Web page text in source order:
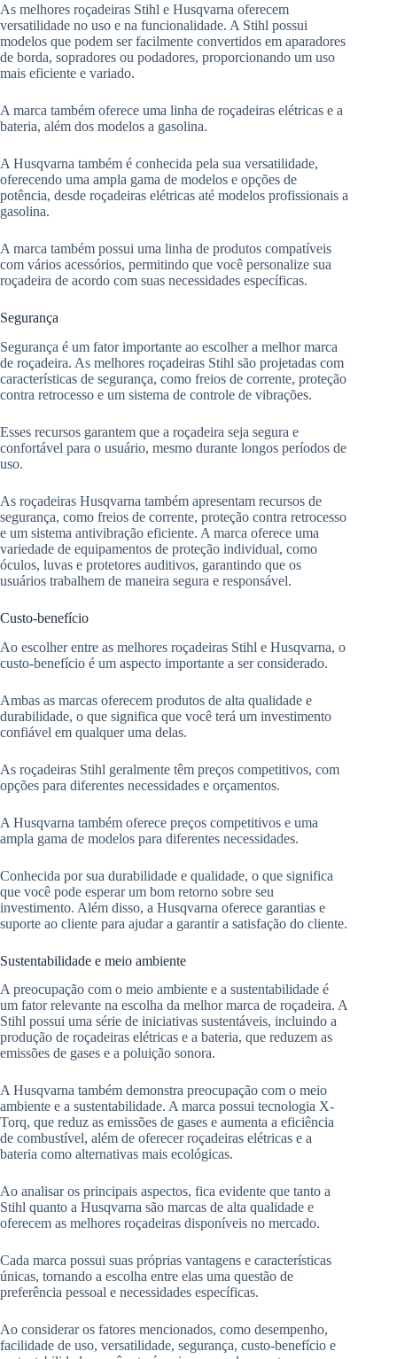
As melhores roçadeiras Stihl e Husqvarna oferecem
versatilidade no uso e na funcionalidade. A Stihl possui
modelos que podem ser facilmente convertidos em aparadores
de borda, sopradores ou podadores, proporcionando um uso
mais eficiente e variado.
A marca também oferece uma linha de roçadeiras elétricas e a
bateria, além dos modelos a gasolina.
A Husqvarna também é conhecida pela sua versatilidade,
oferecendo uma ampla gama de modelos e opções de
potência, desde roçadeiras elétricas até modelos profissionais a
gasolina.
A marca também possui uma linha de produtos compatíveis
com vários acessórios, permitindo que você personalize sua
roçadeira de acordo com suas necessidades específicas.
Segurança
Segurança é um fator importante ao escolher a melhor marca
de roçadeira. As melhores roçadeiras Stihl são projetadas com
características de segurança, como freios de corrente, proteção
contra retrocesso e um sistema de controle de vibrações.
Esses recursos garantem que a roçadeira seja segura e
confortável para o usuário, mesmo durante longos períodos de
uso.
As roçadeiras Husqvarna também apresentam recursos de
segurança, como freios de corrente, proteção contra retrocesso
e um sistema antivibração eficiente. A marca oferece uma
variedade de equipamentos de proteção individual, como
óculos, luvas e protetores auditivos, garantindo que os
usuários trabalhem de maneira segura e responsável.
Custo-benefício
Ao escolher entre as melhores roçadeiras Stihl e Husqvarna, o
custo-benefício é um aspecto importante a ser considerado.
Ambas as marcas oferecem produtos de alta qualidade e
durabilidade, o que significa que você terá um investimento
confiável em qualquer uma delas.
As roçadeiras Stihl geralmente têm preços competitivos, com
opções para diferentes necessidades e orçamentos.
A Husqvarna também oferece preços competitivos e uma
ampla gama de modelos para diferentes necessidades.
Conhecida por sua durabilidade e qualidade, o que significa
que você pode esperar um bom retorno sobre seu
investimento. Além disso, a Husqvarna oferece garantias e
suporte ao cliente para ajudar a garantir a satisfação do cliente.
Sustentabilidade e meio ambiente
A preocupação com o meio ambiente e a sustentabilidade é
um fator relevante na escolha da melhor marca de roçadeira. A
Stihl possui uma série de iniciativas sustentáveis, incluindo a
produção de roçadeiras elétricas e a bateria, que reduzem as
emissões de gases e a poluição sonora.
A Husqvarna também demonstra preocupação com o meio
ambiente e a sustentabilidade. A marca possui tecnologia X-
Torq, que reduz as emissões de gases e aumenta a eficiência
de combustível, além de oferecer roçadeiras elétricas e a
bateria como alternativas mais ecológicas.
Ao analisar os principais aspectos, fica evidente que tanto a
Stihl quanto a Husqvarna são marcas de alta qualidade e
oferecem as melhores roçadeiras disponíveis no mercado.
Cada marca possui suas próprias vantagens e características
únicas, tornando a escolha entre elas uma questão de
preferência pessoal e necessidades específicas.
Ao considerar os fatores mencionados, como desempenho,
facilidade de uso, versatilidade, segurança, custo-benefício e